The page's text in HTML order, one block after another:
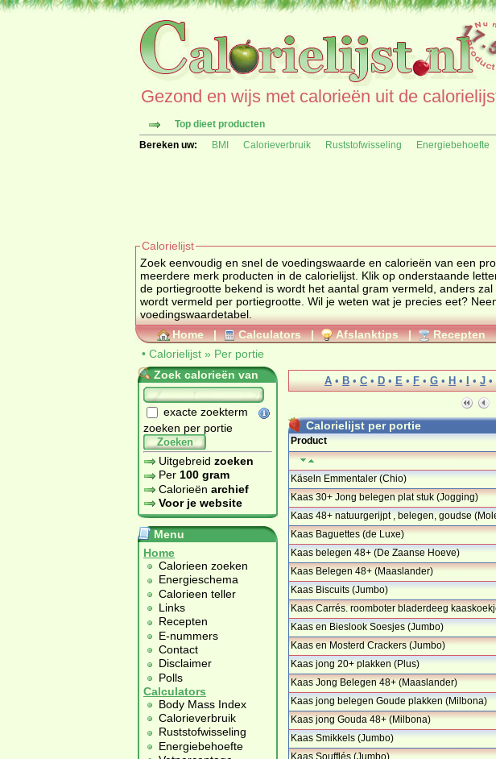
Gezond en wijs met calorieën uit de
Top dieet producten
Bereken uw:
BMI Calorieverbruik Ruststofwisseling Energiebehoefte
Calorielijst
Zoek eenvoudig en snel de voedingswaarde en calorieën van een
meerdere merk producten in de calorielijst. Klik op onderstaande
de portiegrootte bekend is wordt het aantal gram vermeld, anders
wordt vermeld per portiegrootte. Wil je weten wat je precies eet?
voedingswaardetabel
Home | Calculators | Afslanktips | Recepten
• Calorielijst » Per portie
Zoek calorieën van
exacte zoekterm
zoeken per portie
Zoeken
Uitgebreid zoeken
Per 100 gram
Calorieën archief
Voor je website
Menu
Home
Calorieen zoeken
Energieschema
Calorieen teller
Links
Recepten
E-nummers
Contact
Disclaimer
Polls
Calculators
Body Mass Index
Calorieverbruik
Ruststofwisseling
Energiebehoefte
A • B • C • D • E • F • G • H • • J •
Calorielijst per portie
Product
Käseln Emmentaler (Chio)
Kaas 30+ Jong belegen plat stuk (Jogging)
…
Kaas 48+ natuurgerijpt , belegen, goudse
…
Kaas Baguettes (de Luxe)
Kaas belegen 48+ (De Zaanse Hoeve)
Kaas Belegen 48+ (Maaslander)
Kaas Biscuits (Jumbo)
Kaas Carrés. roomboter bladerdeeg
…
Kaas en Bieslook Soesjes (Jumbo)
Kaas en Mosterd Crackers (Jumbo)
Kaas jong 20+ plakken (Plus)
Kaas Jong Belegen 48+ (Maaslander)
Kaas jong belegen Goude plakken (Milbona)
…
Kaas jong Gouda 48+ (Milbona)
Kaas Smikkels (Jumbo)